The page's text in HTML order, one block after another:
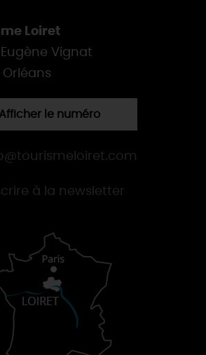
Loiret
Eugène Vignat
Orléans
Afficher le numéro
à la newsletter